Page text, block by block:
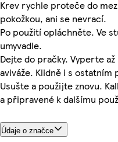
Krev rychle proteče do
pokožkou, ani se nevrací.
Po použití opláchněte. Ve
umyvadle.
Dejte do pračky. Vyperte
aviváže. Klidně i s ostatním
Usušte a použijte znovu.
a připravené k dalšímu
Údaje o značce